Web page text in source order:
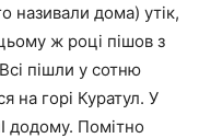
називали дома) утік,
ж році пішов з
пішли у сотню
на горі Куратул. У
додому. Помітно